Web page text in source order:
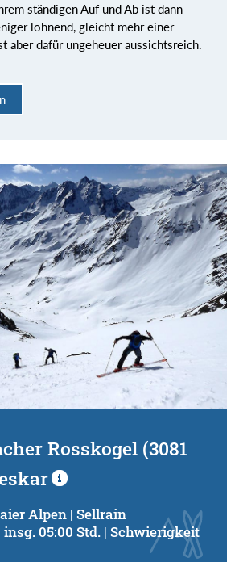
ständigen Auf und Ab ist dann
lohnend, gleicht mehr einer
aber dafür ungeheuer aussichtsreich.
Rosskogel (3081
Alpen | Sellrain
insg. 05:00 Std. | Schwierigkeit